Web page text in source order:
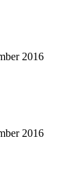
2016
2016